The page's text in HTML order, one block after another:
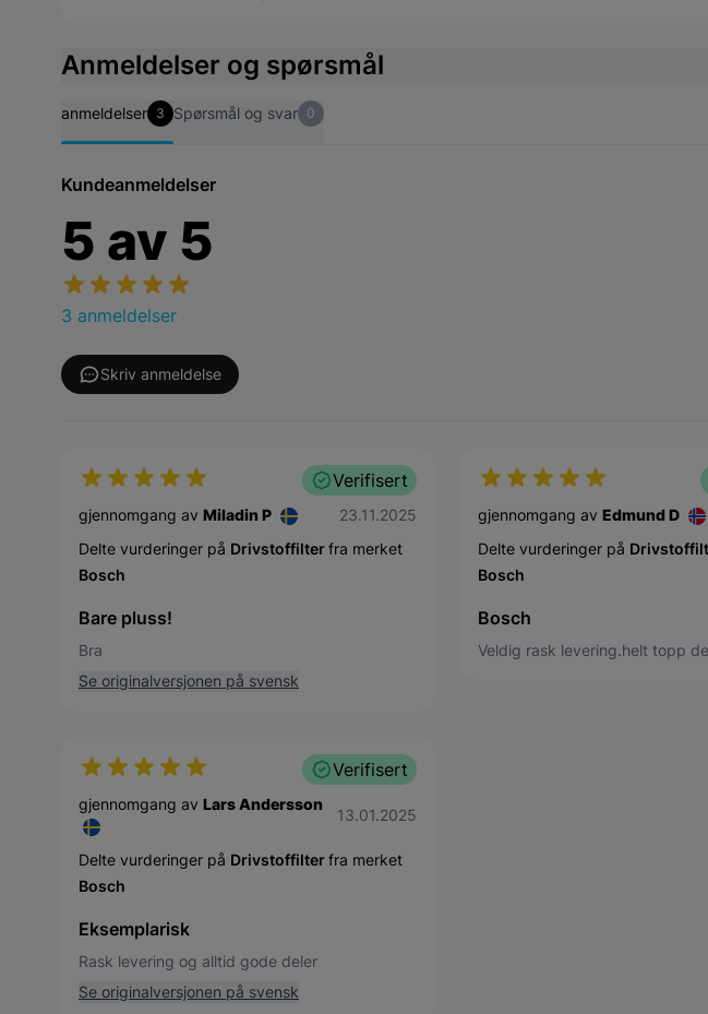
Anmeldelser og spørsmål
anmeldelser 3 Spørsmål og svar 0
Kundeanmeldelser
5 av 5
3 anmeldelser
Skriv anmeldelse
Verifisert
gjennomgang av Miladin P 23. november 2025
23.11.2025
Delte vurderinger på Drivstoffilterfra merket
Bosch
Bare pluss!
Bra
Se originalversjonen på svensk
gjennomgang av Edmund D
Delte vurderinger på
Bosch
Bosch
Veldig rask levering.helt topp
Verifisert
gjennomgang av Lars Andersson
13. januar 2025
13.01.2025
Delte vurderinger på Drivstoffilterfra merket
Bosch
Eksemplarisk
Rask levering og alltid gode deler
Se originalversjonen på svensk